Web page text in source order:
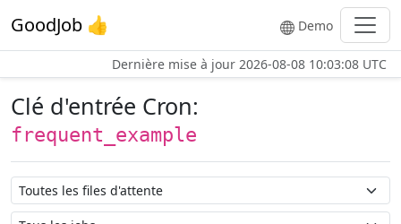
GoodJob 👍 Demo
Dernière mise à jour 2026-08-08 10:03:08 UTC
Clé d'entrée Cron:
frequent_example
Nom de la file d'attente